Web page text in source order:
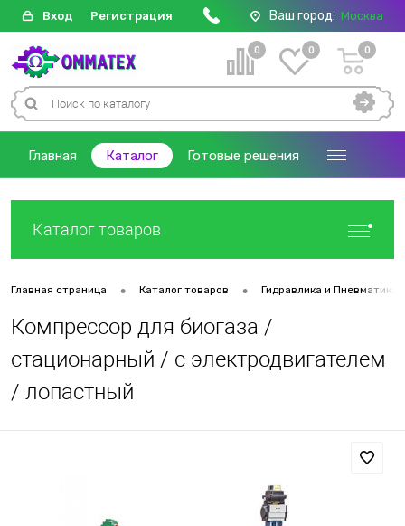
Вход Регистрация Ваш город: Москва
0 0 0
Главная Каталог Готовые решения
Каталог товаров
Главная страница • Каталог товаров • Гидравлика и Пневматика
Компрессор для биогаза /
стационарный / с электродвигателем
/ лопастный